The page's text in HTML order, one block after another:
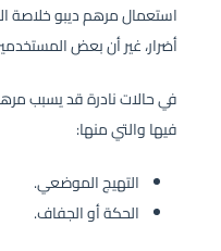
استعمال مرهم ديبو خلاصة
أضرار، غير أن بعض
في حالات نادرة قد يسبب
فيها والتي منها:
التهيج الموضعي.
الحكة أو الجفاف.